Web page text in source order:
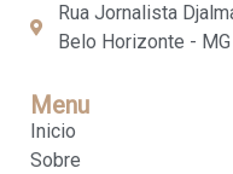
Rua Jornalista
Belo Horizonte - MG
Menu
Inicio
Sobre